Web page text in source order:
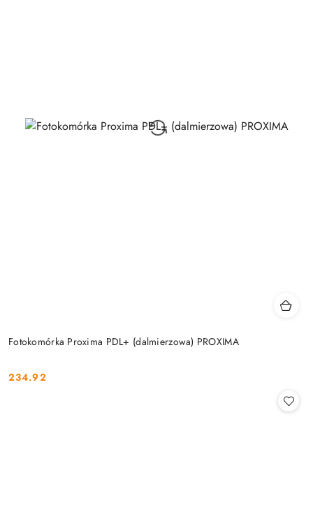
Fotokomórka Proxima PDL+ (dalmierzowa) PROXIMA
Cena:
234.92